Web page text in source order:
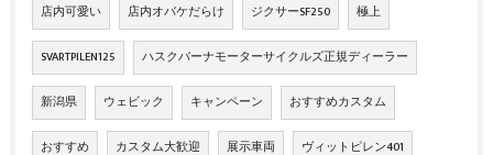
店内可愛い 店内オバケだらけ ジクサーSF250 極上
SVARTPILEN125 ハスクバーナモーターサイクルズ正規ディーラー
新潟県 ウェビック キャンペーン おすすめカスタム
おすすめ カスタム大歓迎 展示車両 ヴィットピレン401